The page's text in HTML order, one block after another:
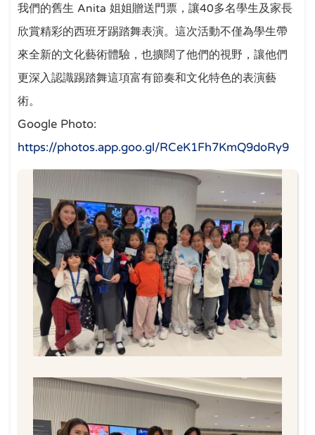
我們的舊生 Anita 姐姐贈送門票，讓40多名學生及家長
欣賞精彩的西班牙踢踏舞表演。這次活動不僅為學生帶
來全新的文化藝術體驗，也擴闊了他們的視野，讓他們
更深入認識踢踏舞這項富有節奏和文化特色的表演藝
術。
Google Photo:
https://photos.app.goo.gl/RCeK1Fh7KmQ9doRy9